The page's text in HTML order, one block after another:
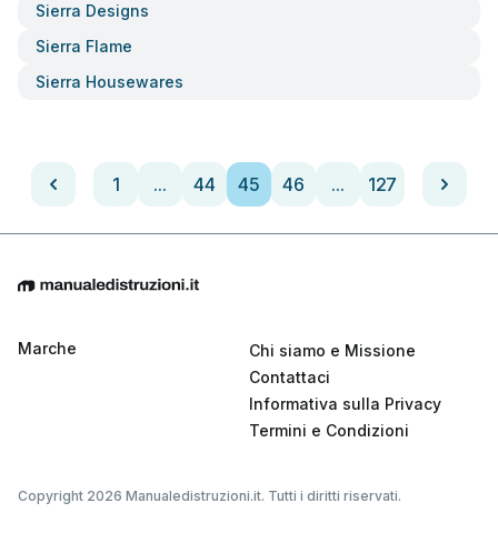
Sierra Designs
Sierra Flame
Sierra Housewares
1 ... 44 45 46 ... 127
Marche
Chi siamo e Missione
Contattaci
Informativa sulla Privacy
Termini e Condizioni
Copyright 2026 Manualedistruzioni.it. Tutti i diritti riservati.